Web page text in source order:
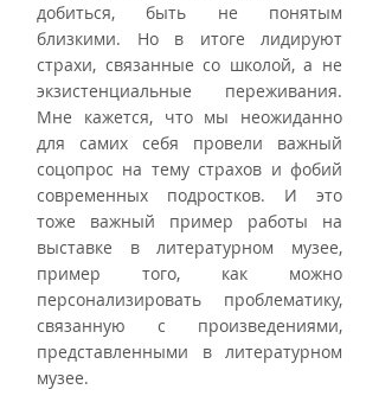
добиться, быть не понятым
близкими. Но в итоге лидируют
страхи, связанные со школой, а не
экзистенциальные переживания.
Мне кажется, что мы неожиданно
для самих себя провели важный
соцопрос на тему страхов и фобий
современных подростков. И это
тоже важный пример работы на
выставке в литературном музее,
пример того, как можно
персонализировать проблематику,
связанную с произведениями,
представленными в литературном
музее.